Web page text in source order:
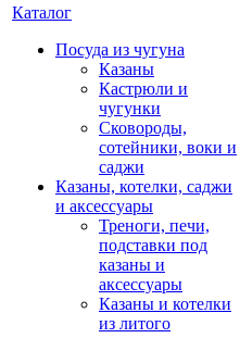
Каталог
Посуда из чугуна
Казаны
Кастрюли и
чугунки
Сковороды,
сотейники, воки и
саджи
Казаны, котелки, саджи
и аксессуары
Треноги, печи,
подставки под
казаны и
аксессуары
Казаны и котелки
из литого